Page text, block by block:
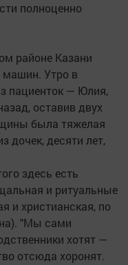
полноценно
районе Казани
Утро в
пациенток — Юлия,
оставив двух
была тяжелая
дочек, десяти лет,
здесь есть
и ритуальные
и христианская, по
"Мы сами
хотят —
отсюда хоронят.